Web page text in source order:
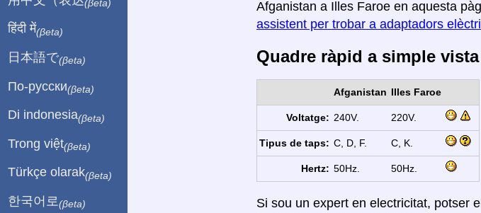
Afganistan a Illes Faroe en aquesta
assistent per trobar a adaptadors
Quadre ràpid a simple vista
Afganistan Illes Faroe
Voltatge: 240V. 220V.
Tipus de taps: C, D, F. C, K.
Hertz: 50Hz. 50Hz.
Si sou un expert en electricitat, potser
(βeta)
हिंदी में(βeta)
日本語で(βeta)
По-русски(βeta)
Di indonesia(βeta)
Trong việt(βeta)
Türkçe olarak(βeta)
한국어로 (βeta)